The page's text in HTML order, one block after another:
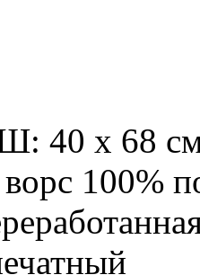
40 х 68
ворс 100%